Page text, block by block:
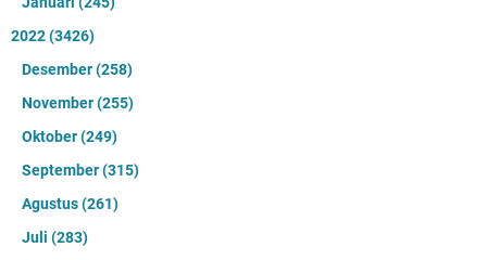
2022(3426)
Desember(258)
November(255)
Oktober(249)
September(315)
Agustus(261)
Juli (283)